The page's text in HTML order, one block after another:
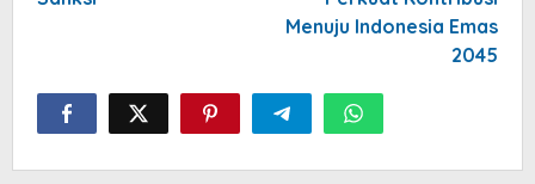
Menuju Indonesia Emas
2045